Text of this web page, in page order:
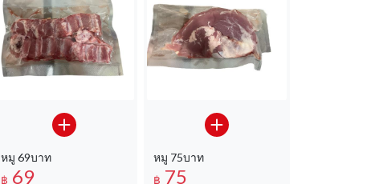
หมู 69บาท
฿ 69
หมู 75บาท
฿ 75